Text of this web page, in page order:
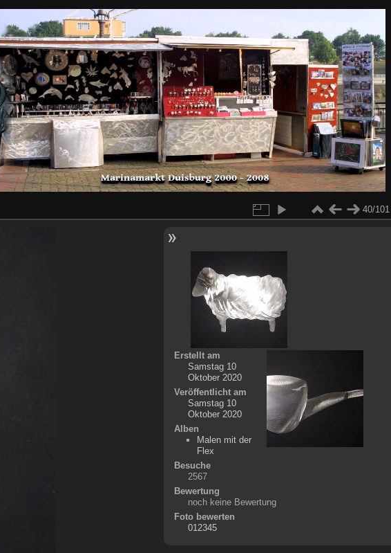
40/101
Erstellt am
Samstag 10
Oktober 2020
Veröffentlicht am
Samstag 10
Oktober 2020
Alben
Malen mit der
Flex
Besuche
2567
Bewertung
noch keine Bewertung
Foto bewerten